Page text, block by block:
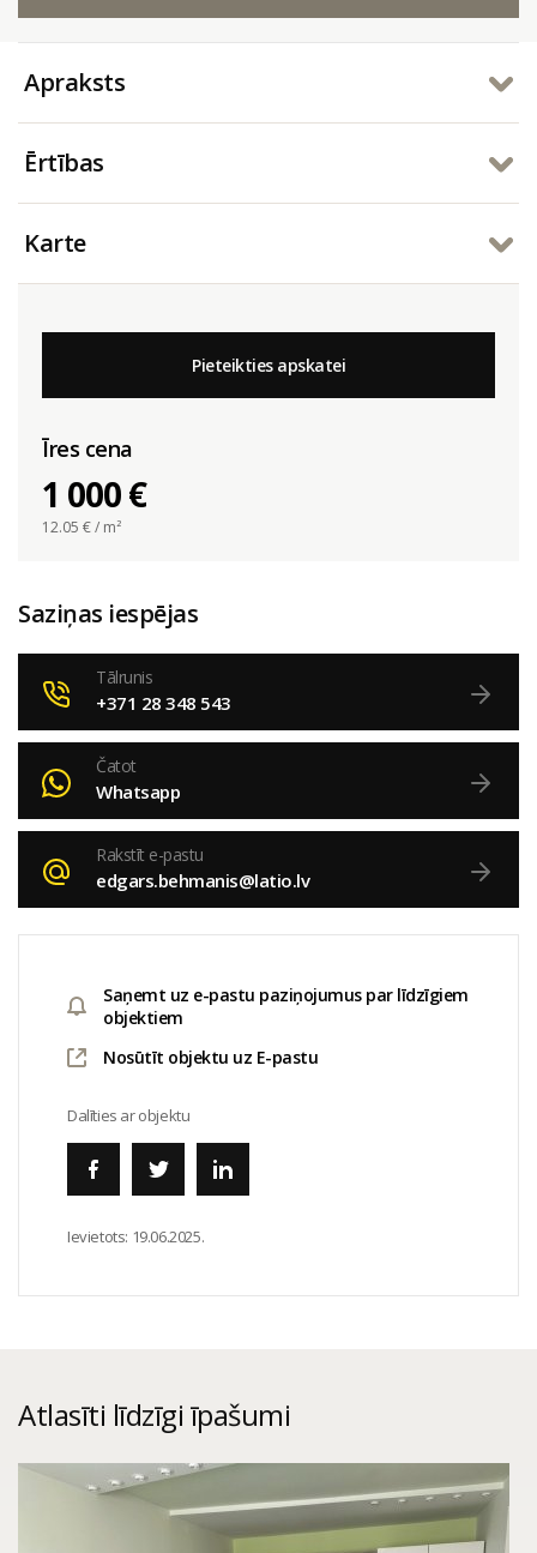
Apraksts
Ērtības
Karte
Pieteikties apskatei
Īres cena
1 000 €
12.05 € / m²
Saziņas iespējas
Tālrunis
+371 28 348 543
Čatot
Whatsapp
Rakstīt e-pastu
edgars.behmanis@latio.lv
Saņemt uz e-pastu paziņojumus par līdzīgiem
objektiem
Nosūtīt objektu uz E-pastu
Dalīties ar objektu
Ievietots: 19.06.2025.
Atlasīti līdzīgi īpašumi